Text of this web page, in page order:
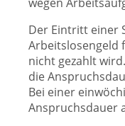
Der Eintritt einer
Arbeitslosengeld
nicht gezahlt
die
Bei einer
Anspruchsdauer